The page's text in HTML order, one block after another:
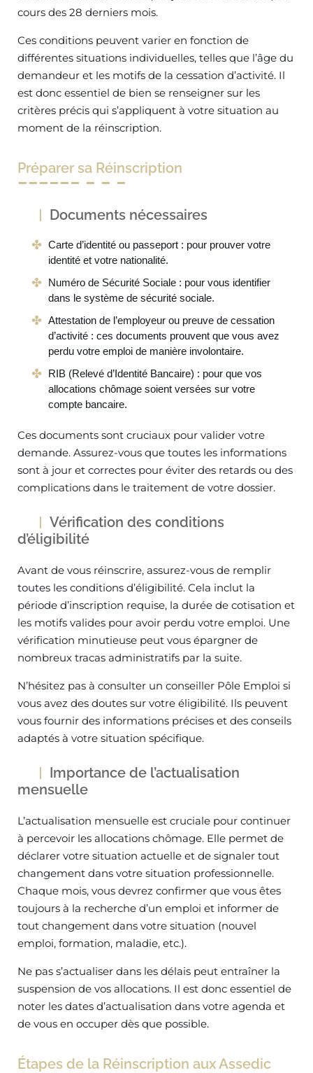
cours des 28 derniers mois.
Ces conditions peuvent varier en fonction de
différentes situations individuelles, telles que l’âge du
demandeur et les motifs de la cessation d’activité. Il
est donc essentiel de bien se renseigner sur les
critères précis qui s’appliquent à votre situation au
moment de la réinscription.
Préparer sa Réinscription
Documents nécessaires
Carte d’identité ou passeport : pour prouver votre
identité et votre nationalité.
Numéro de Sécurité Sociale : pour vous identifier
dans le système de sécurité sociale.
Attestation de l’employeur ou preuve de cessation
d’activité : ces documents prouvent que vous avez
perdu votre emploi de manière involontaire.
RIB (Relevé d’Identité Bancaire) : pour que vos
allocations chômage soient versées sur votre
compte bancaire.
Ces documents sont cruciaux pour valider votre
demande. Assurez-vous que toutes les informations
sont à jour et correctes pour éviter des retards ou des
complications dans le traitement de votre dossier.
Vérification des conditions
d’éligibilité
Avant de vous réinscrire, assurez-vous de remplir
toutes les conditions d’éligibilité. Cela inclut la
période d’inscription requise, la durée de cotisation et
les motifs valides pour avoir perdu votre emploi. Une
vérification minutieuse peut vous épargner de
nombreux tracas administratifs par la suite.
N’hésitez pas à consulter un conseiller Pôle Emploi si
vous avez des doutes sur votre éligibilité. Ils peuvent
vous fournir des informations précises et des conseils
adaptés à votre situation spécifique.
Importance de l’actualisation
mensuelle
L’actualisation mensuelle est cruciale pour continuer
à percevoir les allocations chômage. Elle permet de
déclarer votre situation actuelle et de signaler tout
changement dans votre situation professionnelle.
Chaque mois, vous devrez confirmer que vous êtes
toujours à la recherche d’un emploi et informer de
tout changement dans votre situation (nouvel
emploi, formation, maladie, etc.).
Ne pas s’actualiser dans les délais peut entraîner la
suspension de vos allocations. Il est donc essentiel de
noter les dates d’actualisation dans votre agenda et
de vous en occuper dès que possible.
Étapes de la Réinscription aux Assedic